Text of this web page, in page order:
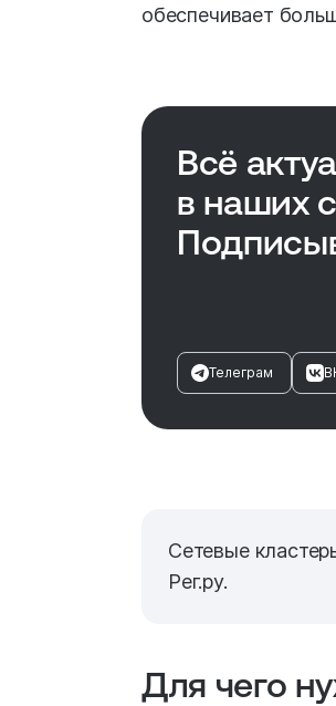
обеспечивает
Всё
в наших
Телеграм
Сетевые
Рег.ру.
Для чего